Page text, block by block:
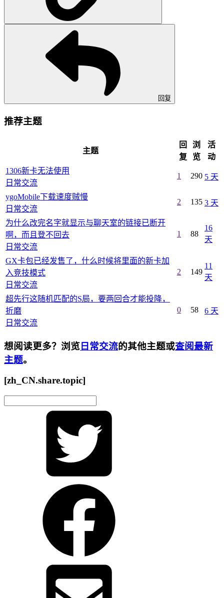
回复
推荐主题
主题
回
复
浏
览
活
动
1306新卡无法使用
日常交流
1 290 5 天
ygoMobile下载速度贼慢
日常交流
2 135 3 天
为什么改完名字就显示与聊天室的链接已断开
啊，而且登不回去
日常交流
1 88
16
天
GX卡包已经发售了，什么时候将里面的新卡加
入竞技模式
日常交流
2 149
11
天
超先行这随机匹配的S局，要两回合才能投降，
折磨
日常交流
0 58 6 天
想阅读更多？浏览 日常交流的其他主题或查阅最新
主题。
[zh_CN.share.topic]